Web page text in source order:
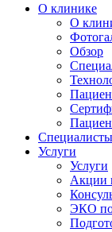
О клинике
О
Обзор
Специалисты
Услуги
Услуги
Акции
ЭКО